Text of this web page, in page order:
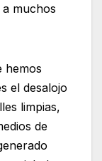
muchos
el desalojo
limpias,
de